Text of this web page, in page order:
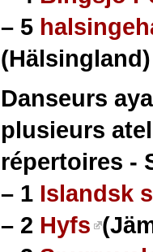
– 5
(Hälsingland)
Danseurs
plusieurs
répertoires -
– 1 Islandsk
– 2 Hyfs